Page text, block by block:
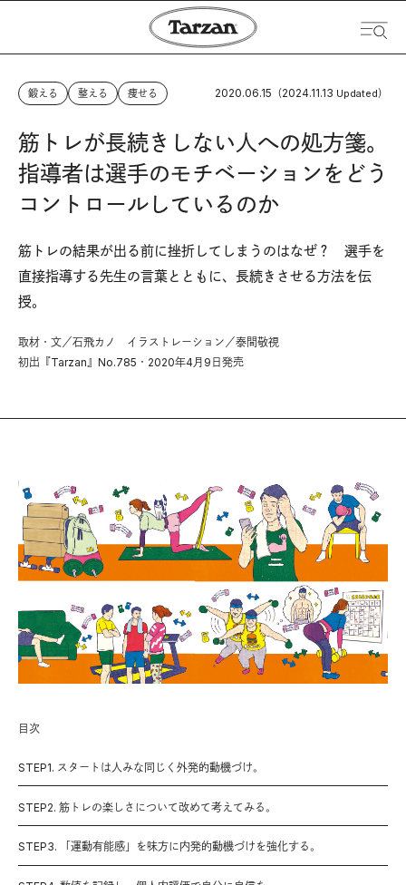
鍛える 整える 痩せる 2020.06.15 （2024.11.13 Updated）
筋トレが長続きしない人への処方箋。
指導者は選手のモチベーションをどう
コントロールしているのか
筋トレの結果が出る前に挫折してしまうのはなぜ？ 選手を
直接指導する先生の言葉とともに、長続きさせる方法を伝
授。
取材・文／石飛カノ イラストレーション／泰間敬視
初出『Tarzan』No.785・2020年4月9日発売
目次
STEP1. スタートは人みな同じく外発的動機づけ。
STEP2. 筋トレの楽しさについて改めて考えてみる。
STEP3. 「運動有能感」を味方に内発的動機づけを強化する。